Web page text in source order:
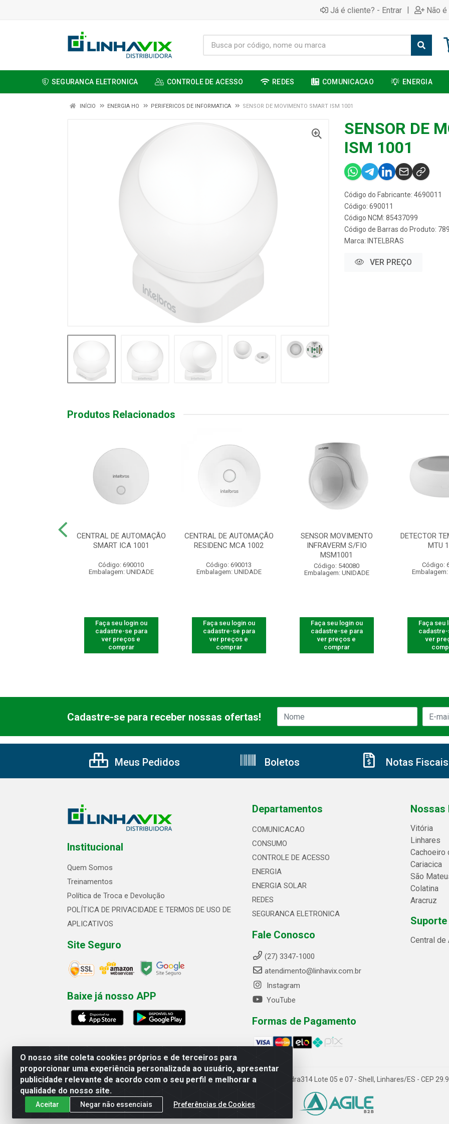
Já é cliente? - Entrar | Não
SEGURANCA ELETRONICA CONTROLE DE ACESSO REDES COMUNICACAO ENERGIA
INÍCIO ENERGIA HO PERIFERICOS DE INFORMATICA SENSOR DE MOVIMENTO SMART ISM 1001
SENSOR DE
ISM 1001
Código do Fabricante: 4690011
Código: 690011
Código NCM: 85437099
Código de Barras do Produto:
Marca: INTELBRAS
VER PREÇO
Produtos Relacionados
CENTRAL DE AUTOMAÇÃO
SMART ICA 1001
Código: 690010
Embalagem: UNIDADE
Faça seu login ou
cadastre-se para
ver preços e
comprar
CENTRAL DE AUTOMAÇÃO
RESIDENC MCA 1002
Código: 690013
Embalagem: UNIDADE
Faça seu login ou
cadastre-se para
ver preços e
comprar
SENSOR MOVIMENTO
INFRAVERM S/FIO
MSM1001
Código: 540080
Embalagem: UNIDADE
Faça seu login ou
cadastre-se para
ver preços e
comprar
DETECTOR
MTU
Código:
Embalagem:
Faça seu
ver
O nosso site coleta cookies próprios e de terceiros para
proporcionar uma experiência personalizada ao usuário, apresentar
publicidade relevante de acordo com o seu perfil e melhorar a
qualidade do nosso site.
Aceitar Negar não essenciais Preferências de Cookies
Cadastre-se para receber nossas ofertas!
Meus Pedidos Boletos Notas Fiscais
Institucional
Quem Somos
Treinamentos
Política de Troca e Devolução
POLÍTICA DE PRIVACIDADE E TERMOS DE USO DE
APLICATIVOS
Site Seguro
Baixe já nosso APP
Departamentos
COMUNICACAO
CONSUMO
CONTROLE DE ACESSO
ENERGIA
ENERGIA SOLAR
REDES
SEGURANCA ELETRONICA
Fale Conosco
(27) 3347-1000
atendimento@linhavix.com.br
Instagram
YouTube
Formas de Pagamento
Nossas
Vitória
Linhares
Cachoeiro
Cariacica
São
Colatina
Aracruz
Central de
Linhavix Distribuidora LTDA - Avenida Alegre, 2521 - Quadra314 Lote 05 e 07 - Shell, Linhares/ES - CEP